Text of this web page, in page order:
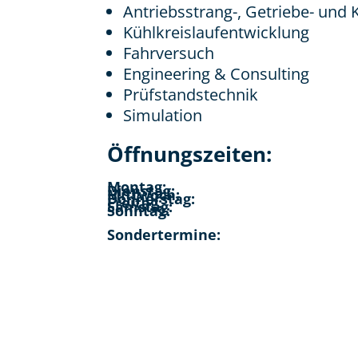
Antriebsstrang-, Getriebe-
Kühlkreislaufentwicklung
Fahrversuch
Engineering & Consulting
Prüfstandstechnik
Simulation
Öffnungszeiten:
Montag:
Dienstag:
Mittwoch:
Donnerstag:
Freitag:
Samstag:
Sonntag:
Sondertermine: